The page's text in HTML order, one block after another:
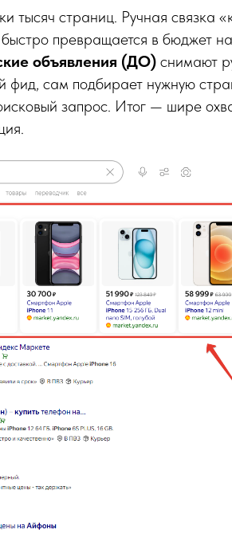
тысяч страниц. Ручная связка
превращается в бюджет
объявления (ДО) снимают
фид, сам подбирает нужную
запрос. Итог — шире